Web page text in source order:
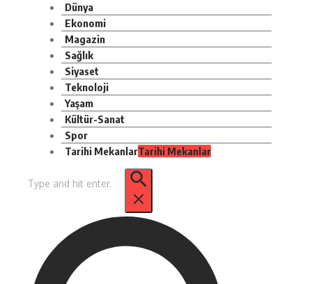
Dünya
Ekonomi
Magazin
Sağlık
Siyaset
Teknoloji
Yaşam
Kültür-Sanat
Spor
Tarihi MekanlarTarihi Mekanlar